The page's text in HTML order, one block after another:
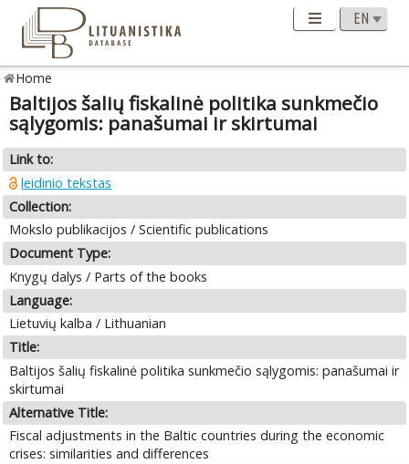
Home
Baltijos šalių fiskalinė politika sunkmečio
sąlygomis: panašumai ir skirtumai
Link to:
leidinio tekstas
Collection:
Mokslo publikacijos / Scientific publications
Document Type:
Knygų dalys / Parts of the books
Language:
Lietuvių kalba / Lithuanian
Title:
Baltijos šalių fiskalinė politika sunkmečio sąlygomis: panašumai ir
skirtumai
Alternative Title:
Fiscal adjustments in the Baltic countries during the economic
crises: similarities and differences